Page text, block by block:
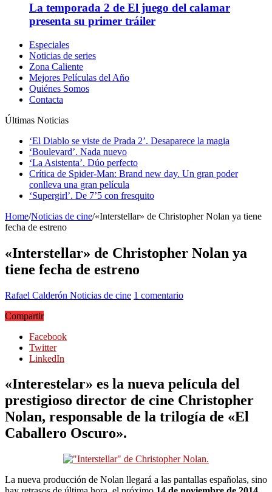
La temporada 2 de El juego del calamar
presenta su primer tráiler
Especiales
Noticias de series
Zona Caliente
Mejores Películas del Año
Quiénes Somos
Contacta
Últimas Noticias
‘El Diablo se viste de Prada 2’. Desaparece la magia
‘Boulevard’. Nada nuevo
‘La Asistenta’. Dúo perfecto
Crítica de Spider-Man: Brand new day. Un gran poder
conlleva una gran película
‘Supergirl’. De 7’5 con fresquito
Home/Noticias de cine/«Interstellar» de Christopher Nolan ya tiene
fecha de estreno
«Interstellar» de Christopher Nolan ya
tiene fecha de estreno
Rafael Calderón Noticias de cine 1 comentario
Compartir
Facebook
Twitter
LinkedIn
«Interestelar» es la nueva película del
prestigioso director de cine Christopher
Nolan, responsable de la trilogía de «El
Caballero Oscuro».
La nueva producción de Nolan llegará a las pantallas españolas, sino